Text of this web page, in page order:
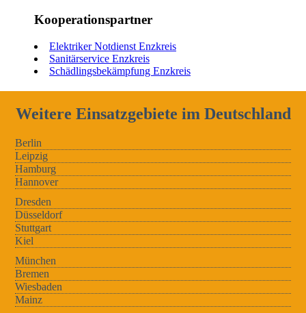
Kooperationspartner
Elektriker Notdienst Enzkreis
Sanitärservice Enzkreis
Schädlingsbekämpfung Enzkreis
Weitere Einsatzgebiete im Deutschland
Berlin
Leipzig
Hamburg
Hannover
Dresden
Düsseldorf
Stuttgart
Kiel
München
Bremen
Wiesbaden
Mainz